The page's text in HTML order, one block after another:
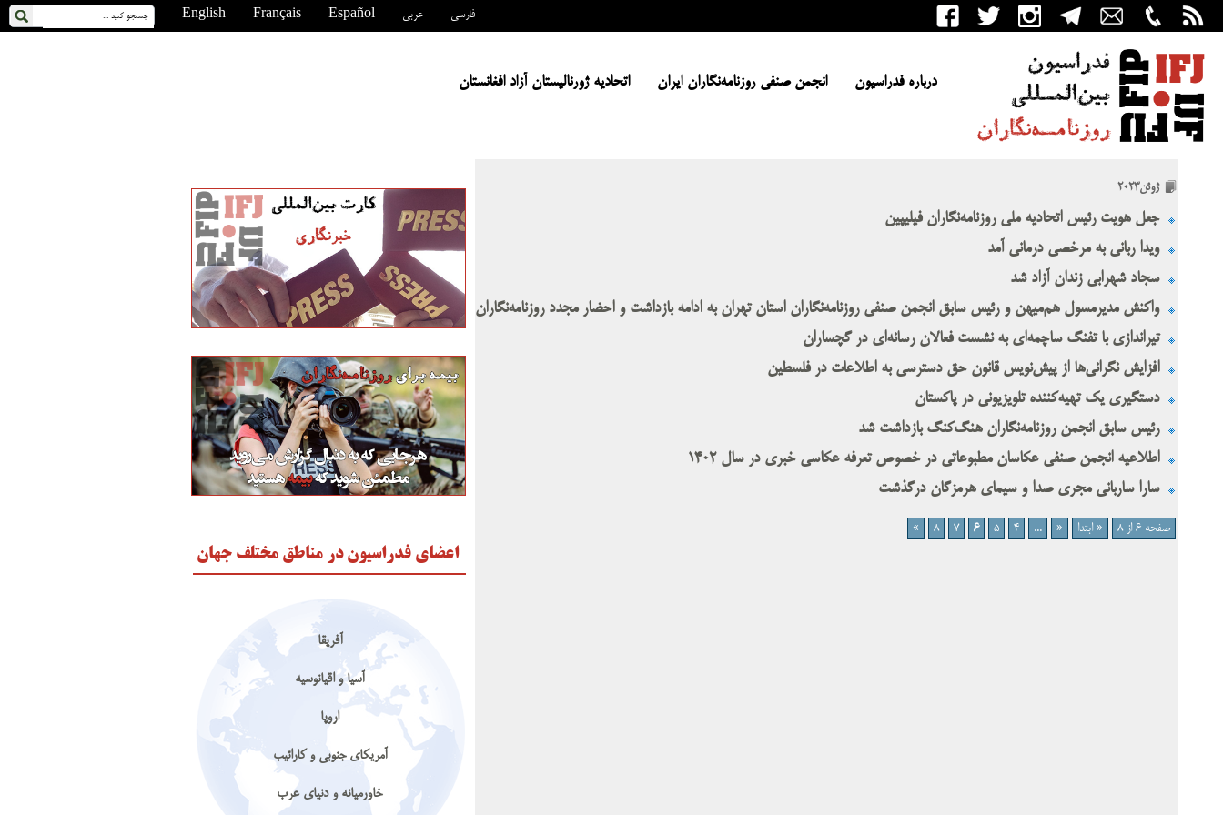
English Français Español عربی فارسی
درباره فدراسیون انجمن صنفی روزنامه‌نگاران ایران اتحادیه ژورنالیستان آزاد افغانستان
ژوئن2023
جعل هویت رئیس اتحادیه ملی روزنامه‌نگاران فیلیپین
ویدا ربانی به مرخصی درمانی آمد
سجاد شهرابی زندان آزاد شد
واکنش مدیرمسول هم‌میهن و رئیس سابق انجمن صنفی روزنامه‌نگاران استان تهران به ادامه بازداشت و احضار مجدد روزنامه‌نگاران
تیراندازی با تفنگ ساچمه‌ای به نشست فعالان رسانه‌ای در گچساران
افزایش نگرانی‌ها از پیش‌نویس قانون حق دسترسی به اطلاعات در فلسطین
دستگیری یک تهیه‌کننده تلویزیونی در پاکستان
رئیس سابق انجمن روزنامه‌نگاران هنگ‌کنگ بازداشت شد
اطلاعیه انجمن صنفی عکاسان مطبوعاتی در خصوص تعرفه عکاسی خبری در سال ۱۴۰۲
سارا ساربانی مجری صدا و سیمای هرمزگان درگذشت
صفحه 6 از 8 « ابتدا «
...
4
5
6
7
8
»
اعضای فدراسیون در مناطق مختلف جهان
آفریقا
آسیا و اقیانوسیه
اروپا
آمریکای جنوبی و کارائیب
خاورمیانه و دنیای عرب